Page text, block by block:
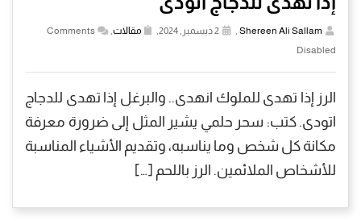
Shereen Ali Sallam مقالات
Comments
Disabled
الرز إذا تهدى للملوك انهدى.. والبرغل إذا تهدى للدجاج
اتودى. كتب: سحر حلمي يشير المثل إلى ضرورة معرفة
مكانة كل شخص وما يناسبه، وتقديم الأشياء المناسبة
للأشخاص الملائمين. الرز باللحم […]